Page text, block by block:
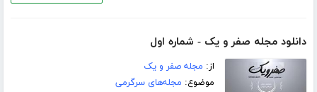
دانلود مجله صفر و یک - شماره اول
از: مجله صفر و یک
موضوع: مجله‌های سرگرمی